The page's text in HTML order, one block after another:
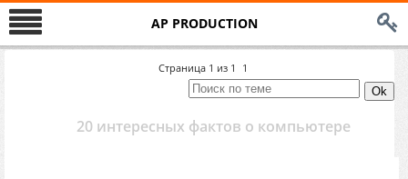
AP PRODUCTION
Страница 1 из 1 1
20 интересных фактов о компьютере